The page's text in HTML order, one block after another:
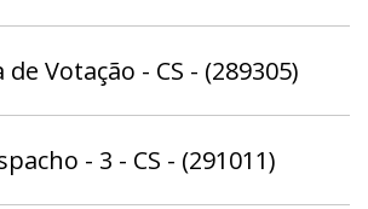
de Votação - CS - (289305)
- 3 - CS - (291011)